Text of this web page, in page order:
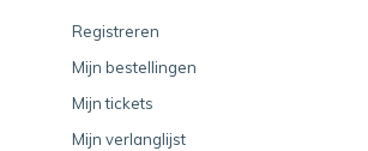
Registreren
Mijn bestellingen
Mijn tickets
Mijn verlanglijst